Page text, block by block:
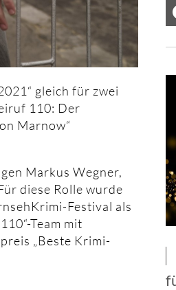
gleich für zwei
110: Der
Marnow“
Markus Wegner,
diese Rolle wurde
Festival als
Team mit
„Beste Krimi-